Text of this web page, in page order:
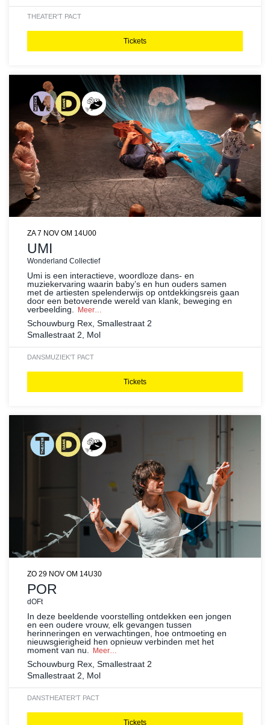
THEATER'T PACT
Tickets
UMI
Wonderland Collectief
ZA 7 NOV OM 14U00
Umi is een interactieve, woordloze dans- en
muziekervaring waarin baby’s en hun ouders samen
met de artiesten spelenderwijs op ontdekkingsreis gaan
door een betoverende wereld van klank, beweging en
verbeelding.
Meer…
Schouwburg Rex, Smallestraat 2
Smallestraat 2, Mol
DANSMUZIEK'T PACT
Tickets
POR
dOFt
ZO 29 NOV OM 14U30
In deze beeldende voorstelling ontdekken een jongen
en een oudere vrouw, elk gevangen tussen
herinneringen en verwachtingen, hoe ontmoeting en
nieuwsgierigheid hen opnieuw verbinden met het
moment van nu.
Meer…
Schouwburg Rex, Smallestraat 2
Smallestraat 2, Mol
DANSTHEATER'T PACT
Tickets